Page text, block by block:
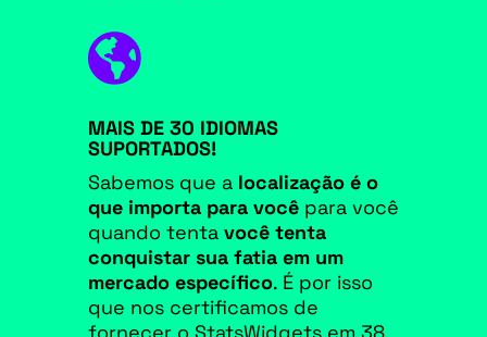

MAIS DE 30 IDIOMAS
SUPORTADOS!
Sabemos que a localização é o
que importa para vocêpara você
quando tenta você tenta
conquistar sua fatia em um
mercado específico. É por isso
que nos certificamos de